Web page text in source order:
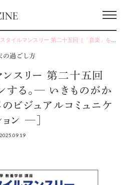
スリー 第二十五回［「音楽」をデザインする。— いきものがかり、2024～2025年のビジュアルコミュニケーション —］
の過ごし方
ンスリー 第二十五回
ンする。— いきものがか
ビジュアルコミュニケ
ン —］
2025.09.19